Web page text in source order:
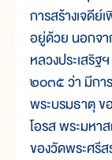
การสร้างเจดีย์
อยู่ด้วย นอกจา
หลวงประเสริ
๒๐๓๕ ว่า มีกา
พระบรมธาตุ ข
โอรส พระมหา
ของวัดพระศรี